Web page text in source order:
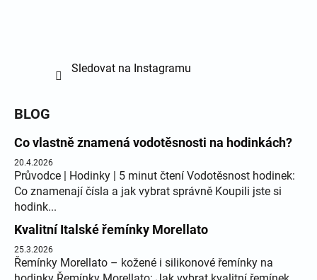
Sledovat na Instagramu
BLOG
Co vlastně znamená vodotěsnosti na hodinkách?
20.4.2026
Průvodce | Hodinky | 5 minut čtení Vodotěsnost hodinek:
Co znamenají čísla a jak vybrat správně Koupili jste si
hodink...
Kvalitní Italské řemínky Morellato
25.3.2026
Řemínky Morellato – kožené i silikonové řemínky na